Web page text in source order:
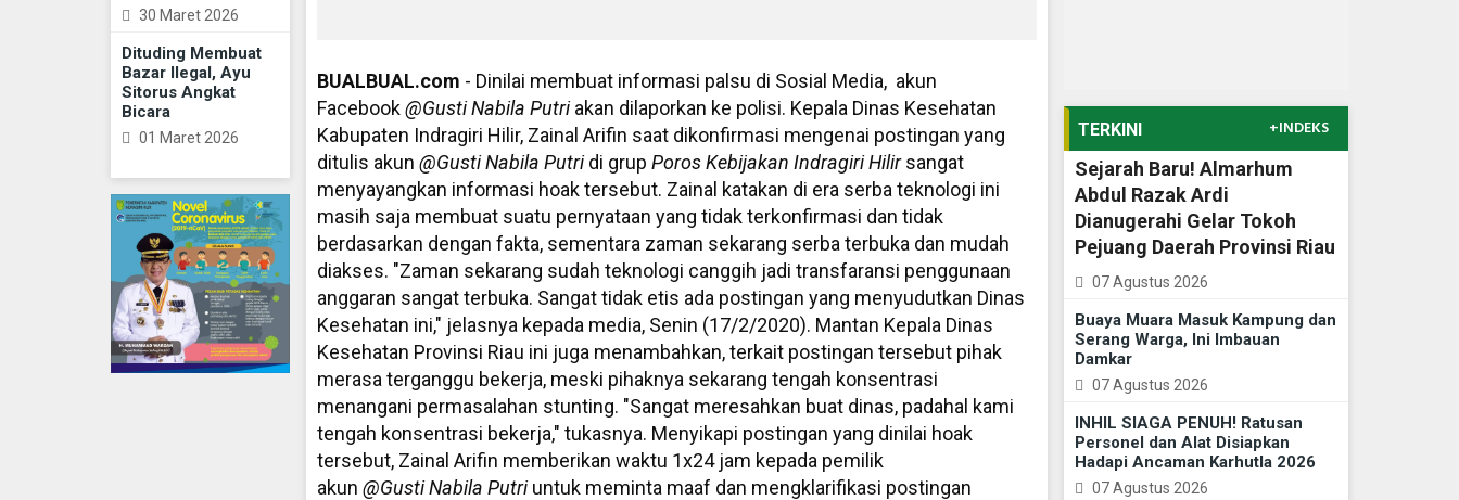
30 Maret 2026
Dituding Membuat
Bazar Ilegal, Ayu
Sitorus Angkat
Bicara
01 Maret 2026
BUALBUAL.com - Dinilai membuat informasi palsu di Sosial Media, akun
Facebook@Gusti Nabila Putriakan dilaporkan ke polisi. Kepala Dinas Kesehatan
Kabupaten Indragiri Hilir, Zainal Arifin saat dikonfirmasi mengenai postingan yang
ditulis akun @GustiNabila Putridi grup PorosKebijakan IndragiriHilirsangat
menyayangkan informasi hoak tersebut. Zainal katakan di era serba teknologi ini
masih saja membuat suatu pernyataan yang tidak terkonfirmasi dan tidak
berdasarkan dengan fakta, sementara zaman sekarang serba terbuka dan mudah
diakses. "Zaman sekarang sudah teknologi canggih jadi transfaransi penggunaan
anggaran sangat terbuka. Sangat tidak etis ada postingan yang menyudutkan Dinas
Kesehatan ini," jelasnya kepada media, Senin (17/2/2020). Mantan Kepala Dinas
Kesehatan Provinsi Riau ini juga menambahkan, terkait postingan tersebut pihak
merasa terganggu bekerja, meski pihaknya sekarang tengah konsentrasi
menangani permasalahan stunting. "Sangat meresahkan buat dinas, padahal kami
tengah konsentrasi bekerja," tukasnya. Menyikapi postingan yang dinilai hoak
tersebut, Zainal Arifin memberikan waktu 1x24 jam kepada pemilik
akun @GustiNabila Putriuntuk meminta maaf dan mengklarifikasi postingan
TERKINI +INDEKS
Sejarah Baru! Almarhum
Abdul Razak Ardi
Dianugerahi Gelar Tokoh
Pejuang Daerah Provinsi Riau
07 Agustus 2026
Buaya Muara Masuk Kampung dan
Serang Warga, Ini Imbauan
Damkar
07 Agustus 2026
INHIL SIAGA PENUH! Ratusan
Personel dan Alat Disiapkan
Hadapi Ancaman Karhutla 2026
07 Agustus 2026